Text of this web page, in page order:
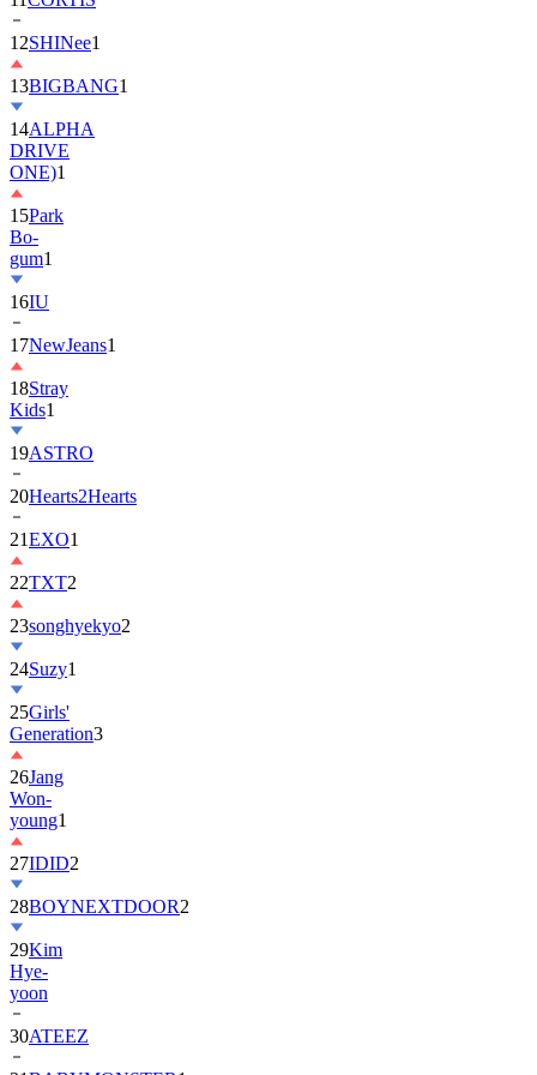
13BIGBANG
14ALPHA
DRIVE
ONE)1
15Park
Bo-
gum1
16IU
17NewJeans
18Stray
Kids
19ASTRO
20Hearts2Hearts
21EXO1
22TXT2
23songhyekyo
24Suzy1
25Girls'
Generation
26Jang
Won-
young1
27IDID
28BOYNEXTDOOR
29Kim
Hye-
yoon
30ATEEZ
31BABYMONSTER